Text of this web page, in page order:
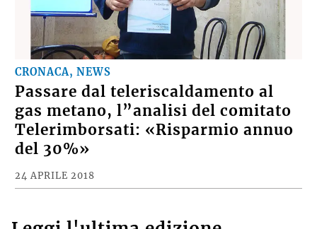
CRONACA, NEWS
Passare dal teleriscaldamento al
gas metano, l”analisi del comitato
Telerimborsati: «Risparmio annuo
del 30%»
24 APRILE 2018